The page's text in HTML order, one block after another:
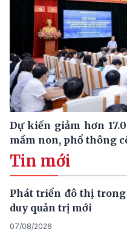
Dự kiến giảm hơn
mầm non, phổ thông
Tin mới
Phát triển đô thị
duy quản trị mới
07/08/2026